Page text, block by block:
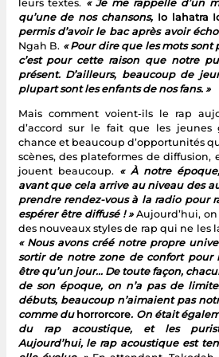
leurs textes. « Je me rappelle d’un
qu’une de nos chansons, Io lahatra
permis d’avoir le bac après avoir
Ngah B. « Pour dire que les mots sont
c’est pour cette raison que notre
présent. D’ailleurs, beaucoup de
plupart sont les enfants de nos fans. »
Mais comment voient-ils le rap
d’accord sur le fait que les jeunes
chance et beaucoup d’opportunités
scènes, des plateformes de diffusion,
jouent beaucoup.« À notre
avant que cela arrive au niveau des
prendre rendez-vous à la radio pour
espérer être diffusé ! »Aujourd’hui,
des nouveaux styles de rap qui ne les
« Nous avons créé notre propre
sortir de notre zone de confort pour
être qu’un jour... De toute façon,
de son époque, on n’a pas de
débuts, beaucoup n’aimaient pas
comme du horrorcore. On était
du rap acoustique, et les
Aujourd’hui, le rap acoustique est